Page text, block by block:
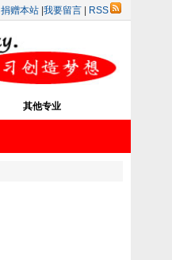
捐赠本站 我要留言 RSS
其他专业